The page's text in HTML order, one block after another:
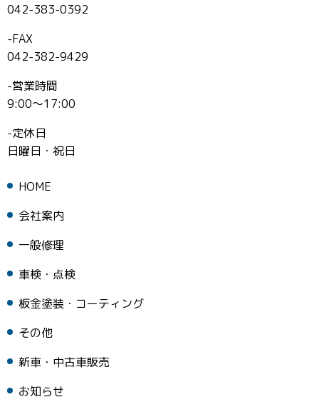
042-383-0392
-FAX
042-382-9429
-営業時間
9:00～17:00
-定休日
日曜日・祝日
HOME
会社案内
一般修理
車検・点検
板金塗装・コーティング
その他
新車・中古車販売
お知らせ